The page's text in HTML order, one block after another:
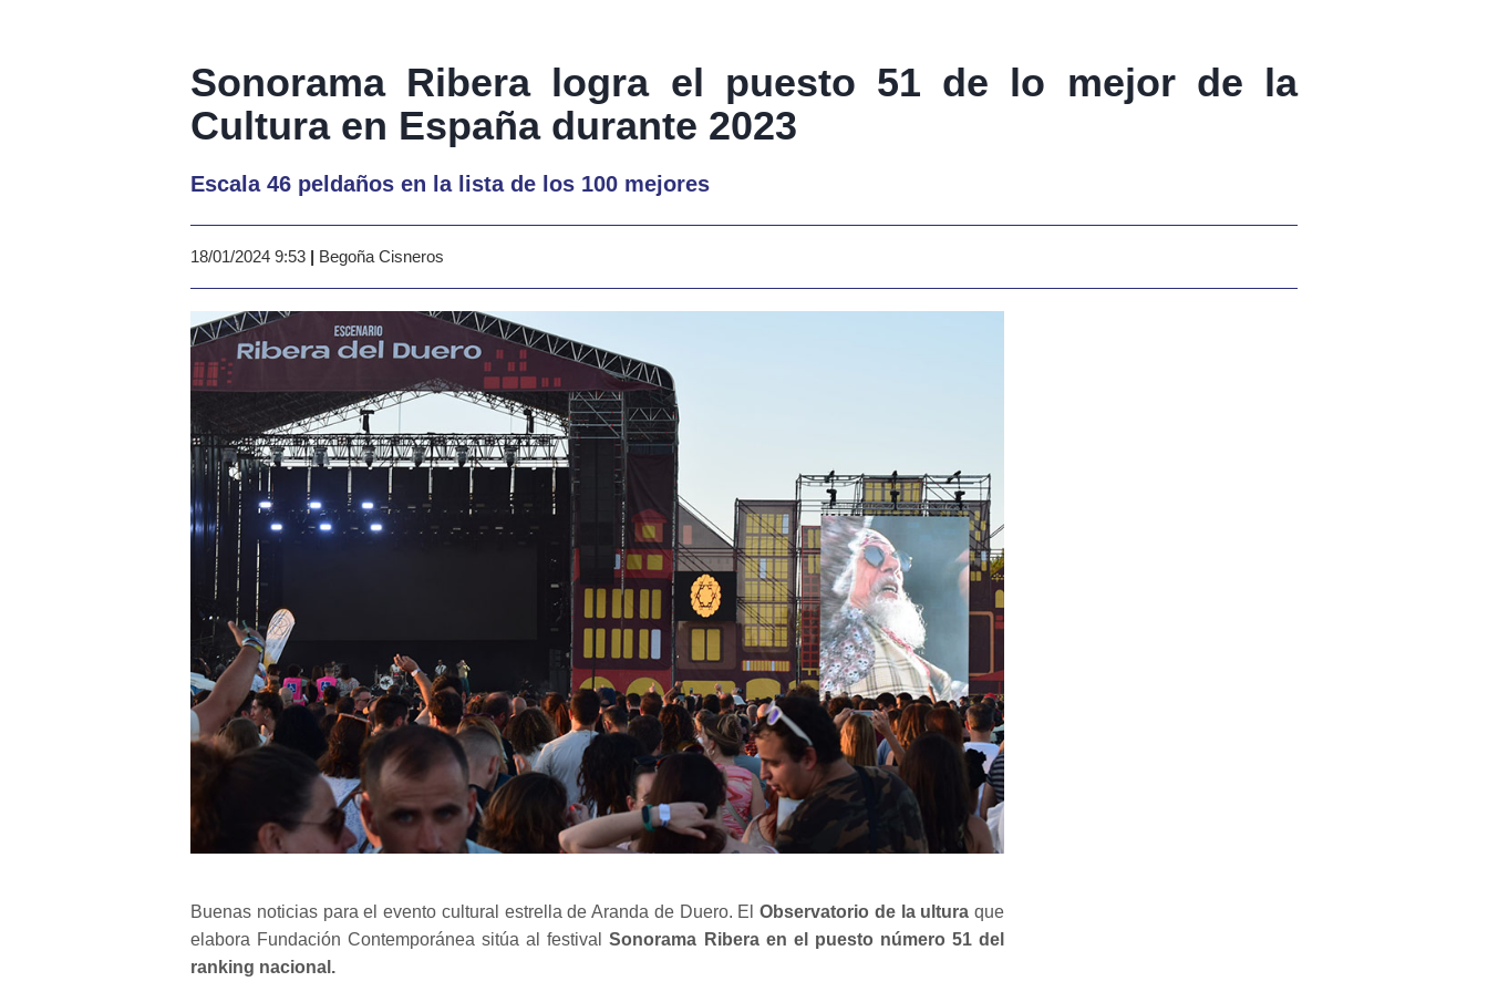
Sonorama Ribera logra el puesto 51 de lo mejor de la
Cultura en España durante 2023
Escala 46 peldaños en la lista de los 100 mejores
18/01/2024 9:53 | Begoña Cisneros
Buenas noticias para el evento cultural estrella de Aranda de Duero. El Observatorio de la ultura que
elabora Fundación Contemporánea sitúa al festivalSonorama Ribera en el puesto número 51 del
ranking nacional.